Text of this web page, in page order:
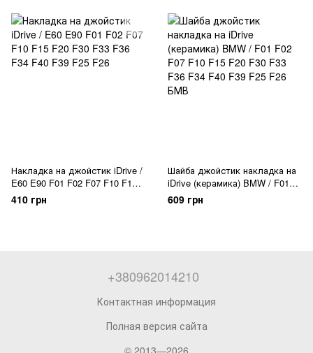
Накладка на джойстик iDrive /
E60 E90 F01 F02 F07 F10 F15
F20 F30 F33 F36 F34 F40 F39
F25 F26
410 грн
Шайба джойстик накладка на
iDrive (керамика) BMW / F01
F02 F07 F10 F15 F20 F30 F33
F36 F34 F40 F39 F25 F26 БМВ
609 грн
+380962014210
Контактная информация
Полная версия сайта
© 2013—2026